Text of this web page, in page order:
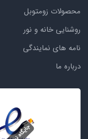
محصولات زومتوبل
روشنایی خانه و نور
نامه های نمایندگی
درباره ما